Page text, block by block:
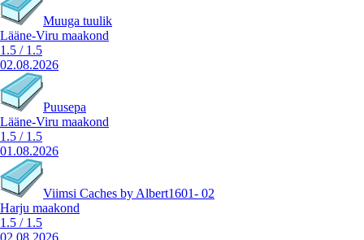
Muuga tuulik
Lääne-Viru maakond
1.5 / 1.5
02.08.2026
Puusepa
Lääne-Viru maakond
1.5 / 1.5
01.08.2026
Viimsi Caches by Albert1601- 02
Harju maakond
1.5 / 1.5
02.08.2026